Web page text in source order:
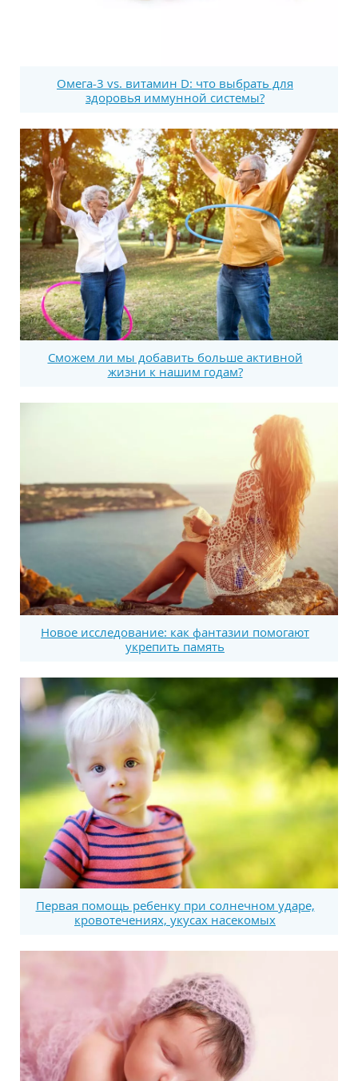
Омега-3 vs. витамин D: что выбрать для
здоровья иммунной системы?
Сможем ли мы добавить больше активной
жизни к нашим годам?
Новое исследование: как фантазии помогают
укрепить память
Первая помощь ребенку при солнечном ударе,
кровотечениях, укусах насекомых